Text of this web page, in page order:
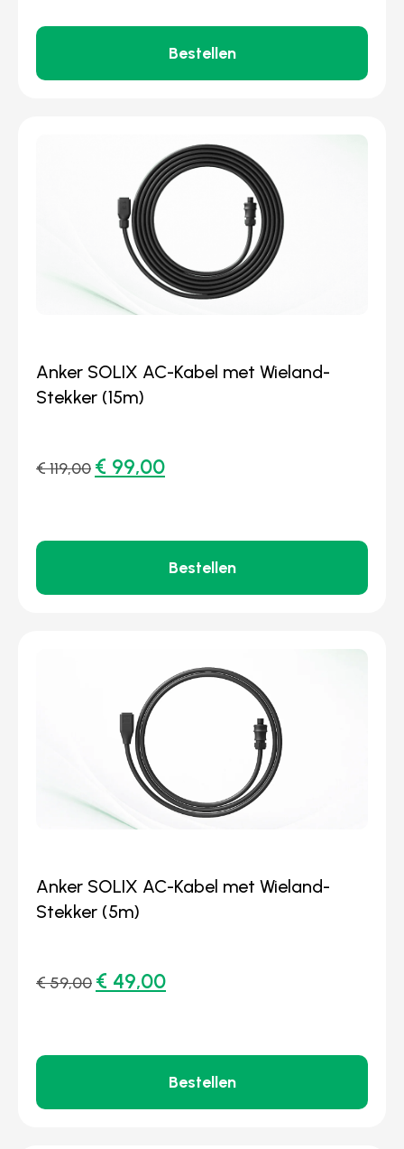
Bestellen
Anker SOLIX AC-Kabel met Wieland-
Stekker (15m)
€119,00 € 99,00
Bestellen
Anker SOLIX AC-Kabel met Wieland-
Stekker (5m)
€59,00 € 49,00
Bestellen